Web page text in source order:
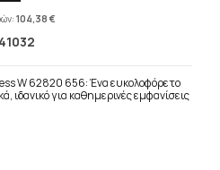
104,38 €
W 62820 656: Ένα ευκολοφόρετο
ιδανικό για καθημερινές εμφανίσεις